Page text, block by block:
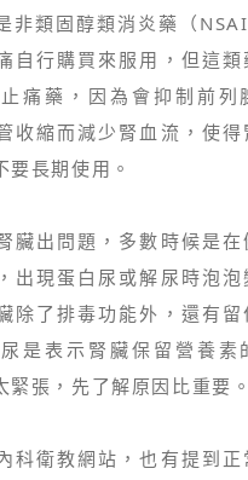
非類固醇類消炎藥（
自行購買來服用，但這類
痛藥，因為會抑制前列
收縮而減少腎血流，使得
要長期使用。
臟出問題，多數時候是在
出現蛋白尿或解尿時泡泡
除了排毒功能外，還有留
是表示腎臟保留營養素
緊張，先了解原因比重要。
科衛教網站，也有提到正